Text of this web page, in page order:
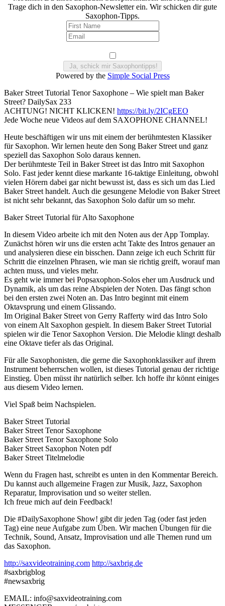
Saxophone
DailySax
Trage dich in den Saxophon-Newsletter ein. Wir schicken dir gute
Saxophon-Tipps.
Powered by the Simple Social Press
Baker Street Tutorial Tenor Saxophone – Wie spielt man Baker
Street? DailySax 233
ACHTUNG! NICHT KLICKEN! https://bit.ly/2ICgEEO
Jede Woche neue Videos auf dem SAXOPHONE CHANNEL!
Heute beschäftigen wir uns mit einem der berühmtesten Klassiker
für Saxophon. Wir lernen heute den Song Baker Street und ganz
speziell das Saxophon Solo daraus kennen.
Der berühmteste Teil in Baker Street ist das Intro mit Saxophon
Solo. Fast jeder kennt diese markante 16-taktige Einleitung, obwohl
vielen Hörern dabei gar nicht bewusst ist, dass es sich um das Lied
Baker Street handelt. Auch die gesungene Melodie von Baker Street
ist nicht sehr bekannt, das Saxophon Solo dafür um so mehr.
Baker Street Tutorial für Alto Saxophone
In diesem Video arbeite ich mit den Noten aus der App Tomplay.
Zunächst hören wir uns die ersten acht Takte des Intros genauer an
und analysieren diese ein bisschen. Dann zeige ich euch Schritt für
Schritt die einzelnen Phrasen, wie man sie richtig greift, worauf man
achten muss, und vieles mehr.
Es geht wie immer bei Popsaxophon-Solos eher um Ausdruck und
Dynamik, als um das reine Abspielen der Noten. Das fängt schon
bei den ersten zwei Noten an. Das Intro beginnt mit einem
Oktavsprung und einem Glissando.
Im Original Baker Street von Gerry Rafferty wird das Intro Solo
von einem Alt Saxophon gespielt. In diesem Baker Street Tutorial
spielen wir die Tenor Saxophon Version. Die Melodie klingt deshalb
eine Oktave tiefer als das Original.
Für alle Saxophonisten, die gerne die Saxophonklassiker auf ihrem
Instrument beherrschen wollen, ist dieses Tutorial genau der richtige
Einstieg. Üben müsst ihr natürlich selber. Ich hoffe ihr könnt einiges
aus diesem Video lernen.
Viel Spaß beim Nachspielen.
Baker Street Tutorial
Baker Street Tenor Saxophone
Baker Street Tenor Saxophone Solo
Baker Street Saxophon Noten pdf
Baker Street Titelmelodie
Wenn du Fragen hast, schreibt es unten in den Kommentar Bereich.
Du kannst auch allgemeine Fragen zur Musik, Jazz, Saxophon
Reparatur, Improvisation und so weiter stellen.
Ich freue mich auf dein Feedback!
Die #DailySaxophone Show! gibt dir jeden Tag (oder fast jeden
Tag) eine neue Aufgabe zum Üben. Wir machen Übungen für die
Technik, Sound, Ansatz, Improvisation und alle Themen rund um
das Saxophon.
http://saxvideotraining.com http://saxbrig.de
#saxbrigblog
#newsaxbrig
EMAIL: info@saxvideotraining.com